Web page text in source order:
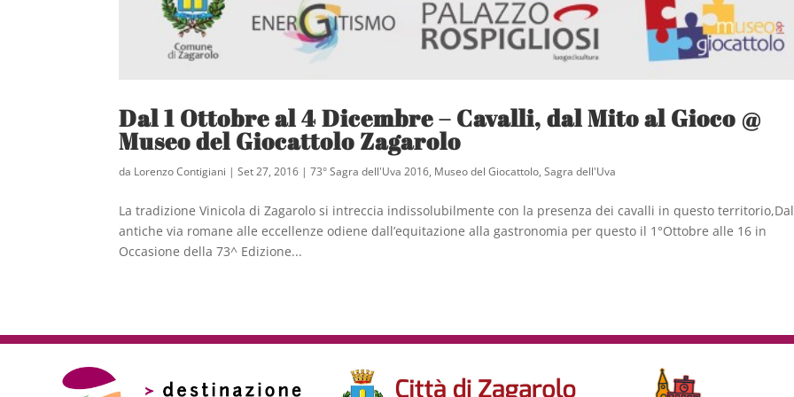
Dal 1 Ottobre al 4 Dicembre – Cavalli, dal Mito al Gioco @
Museo del Giocattolo Zagarolo
da Lorenzo Contigiani |Set 27, 2016 |73° Sagra dell'Uva 2016, Museo del Giocattolo,Sagra dell'Uva
La tradizione Vinicola di Zagarolo si intreccia indissolubilmente con la presenza dei cavalli in questo
antiche via romane alle eccellenze odiene dall’equitazione alla gastronomia per questo il 1°Ottobre alle 16 in
Occasione della 73^ Edizione...